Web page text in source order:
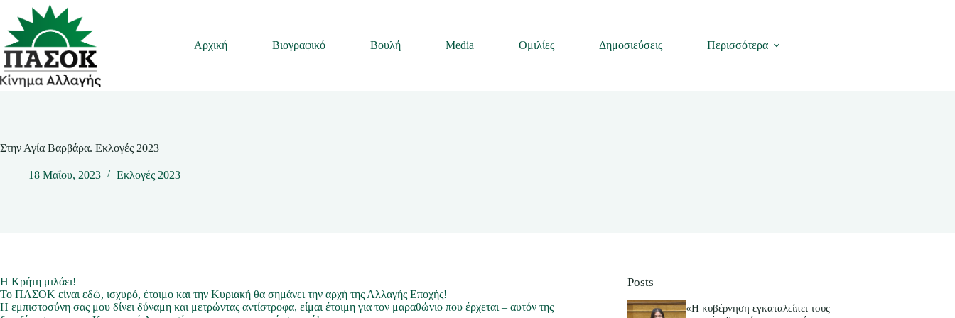
Μετάβαση
περιεχόμενο
Αρχική
Βιογραφικό Βουλή Media Ομιλίες Δημοσιεύσεις Περισσότερα
Στην Αγία Βαρβάρα. Εκλογές 2023
18 Μαΐου, 2023 Εκλογές 2023
Η Κρήτη μιλάει!
Το ΠΑΣΟΚ είναι εδώ, ισχυρό, έτοιμο και την Κυριακή θα σημάνει την αρχή της Αλλαγής Εποχής!
Η εμπιστοσύνη σας μου δίνει δύναμη και μετρώντας αντίστροφα, είμαι έτοιμη για τον μαραθώνιο που έρχεται – αυτόν της
Posts
«Η κυβέρνηση εγκαταλείπει τους